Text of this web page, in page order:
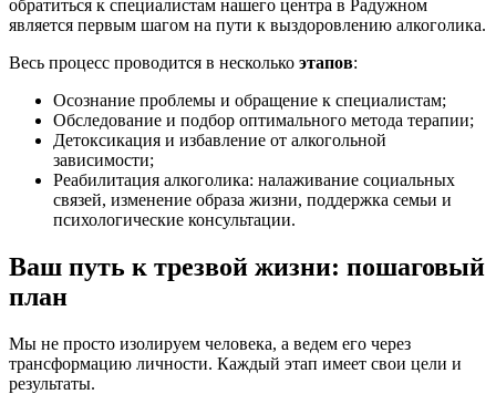
обратиться к специалистам нашего центра в Радужном
является первым шагом на пути к выздоровлению алкоголика.
Весь процесс проводится в несколько этапов:
Осознание проблемы и обращение к специалистам;
Обследование и подбор оптимального метода терапии;
Детоксикация и избавление от алкогольной
зависимости;
Реабилитация алкоголика: налаживание социальных
связей, изменение образа жизни, поддержка семьи и
психологические консультации.
Ваш путь к трезвой жизни: пошаговый
план
Мы не просто изолируем человека, а ведем его через
трансформацию личности. Каждый этап имеет свои цели и
результаты.